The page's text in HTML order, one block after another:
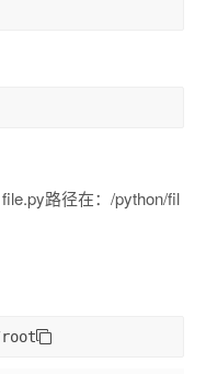
路径在：/python/fil